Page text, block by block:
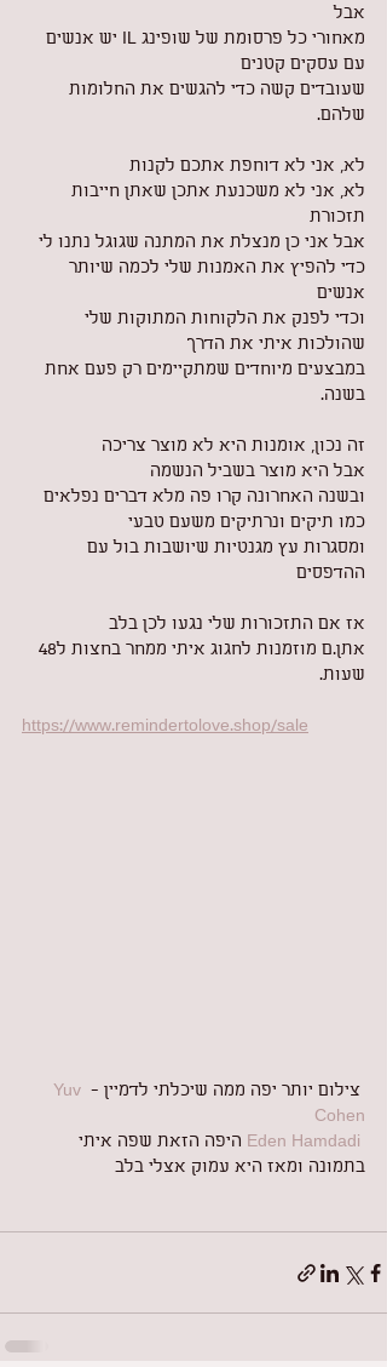
אבל
מאחורי כל פרסומת של שופינג IL יש אנשים
עם עסקים קטנים
שעובדים קשה כדי להגשים את החלומות
שלהם.
לא, אני לא דוחפת אתכם לקנות
לא, אני לא משכנעת אתכן שאתן חייבות
תזכורת
אבל אני כן מנצלת את המתנה שגוגל נתנו לי
כדי להפיץ את האמנות שלי לכמה שיותר
אנשים
וכדי לפנק את הלקוחות המתוקות שלי
שהולכות איתי את הדרך
במבצעים מיוחדים שמתקיימים רק פעם אחת
בשנה.
זה נכון, אומנות היא לא מוצר צריכה
אבל היא מוצר בשביל הנשמה
ובשנה האחרונה קרו פה מלא דברים נפלאים
כמו תיקים ונרתיקים משעם טבעי
ומסגרות עץ מגנטיות שיושבות בול עם
ההדפסים
אז אם התזכורות שלי נגעו לכן בלב
שעות.
https://www.remindertolove.shop/sale
Yuv
Cohen
Eden Hamdadi היפה הזאת שפה איתי
בתמונה ומאז היא עמוק אצלי בלב